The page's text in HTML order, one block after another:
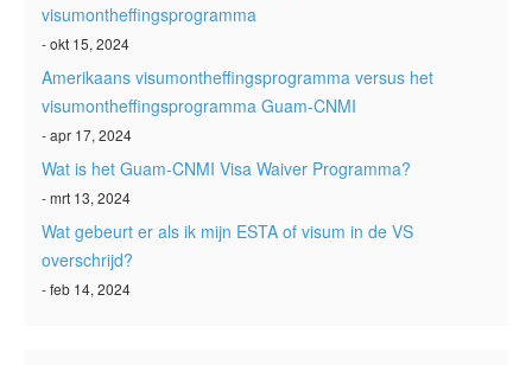
visumontheffingsprogramma
- okt 15, 2024
Amerikaans visumontheffingsprogramma versus het
visumontheffingsprogramma Guam-CNMI
- apr 17, 2024
Wat is het Guam-CNMI Visa Waiver Programma?
- mrt 13, 2024
Wat gebeurt er als ik mijn ESTA of visum in de VS
overschrijd?
- feb 14, 2024